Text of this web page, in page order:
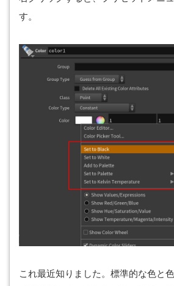
す。
これ最近知りました。標準的な色と